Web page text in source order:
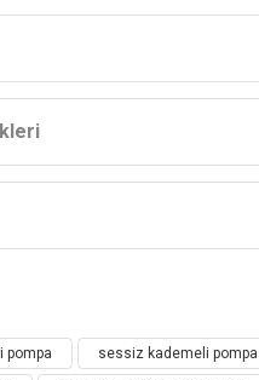
pompa sessiz kademeli pompa